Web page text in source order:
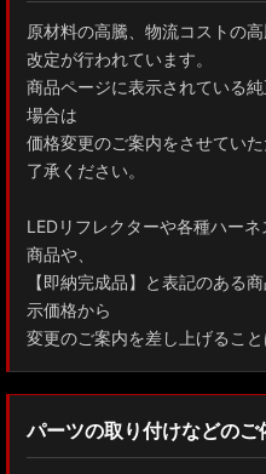
MXPH10/MXPA10/MXBA10/
MXPJ10/15 MXPB10/15 ヤリス
ZYX10 NGX50 C-HR
AAHH40W/AAHH45W/
AAHH40W/AAHH45W/
AYH30/GGH30/35/AGH30/35
AYH30/GGH30/35/AGH30/35
ACR50 エスティマ
ZWR90W/ZWR95W/
原材料の高騰、物流コストの
改定が行われています。
商品ページに表示されている
場合は
価格変更のご案内をさせてい
了承ください。
LEDリフレクターや各種ハー
商品や、
【即納完成品】と表記のある
示価格から
変更のご案内を差し上げること
パーツの取り付けなどのご